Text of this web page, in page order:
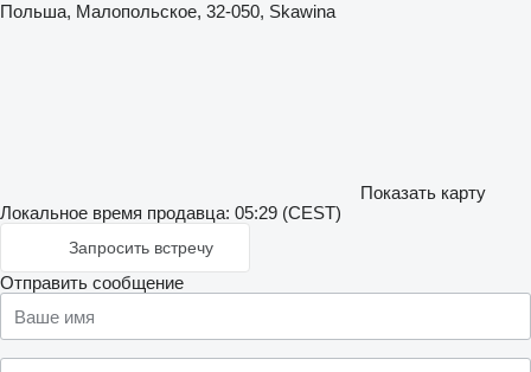
Польша, Малопольское, 32-050, Skawina
Показать карту
Локальное время продавца: 05:29 (CEST)
Запросить встречу
Отправить сообщение